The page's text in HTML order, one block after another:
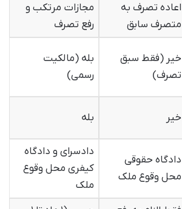
اعاده تصرف به
متصرف سابق
مجازات مرتکب و
رفع تصرف
خیر (فقط سبق
تصرف)
بله (مالکیت
رسمی)
خیر بله
دادگاه حقوقی
محل وقوع ملک
دادسرای و دادگاه
کیفری محل وقوع
ملک